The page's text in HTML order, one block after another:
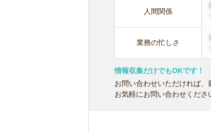
人間関係
業務の忙しさ
情報収集だけでもOKです！
お問い合わせいただければ、
お気軽にお問い合わせくださ